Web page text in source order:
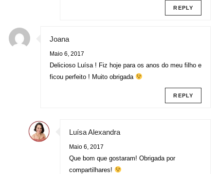
REPLY
Joana
Maio 6, 2017
Delicioso Luísa ! Fiz hoje para os anos do meu filho e
ficou perfeito ! Muito obrigada
REPLY
Luísa Alexandra
Maio 6, 2017
Que bom que gostaram! Obrigada por
compartilhares!